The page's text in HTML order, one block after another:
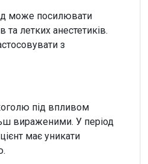
може посилювати
та летких анестетиків.
з
під впливом
вираженими. У період
має уникати